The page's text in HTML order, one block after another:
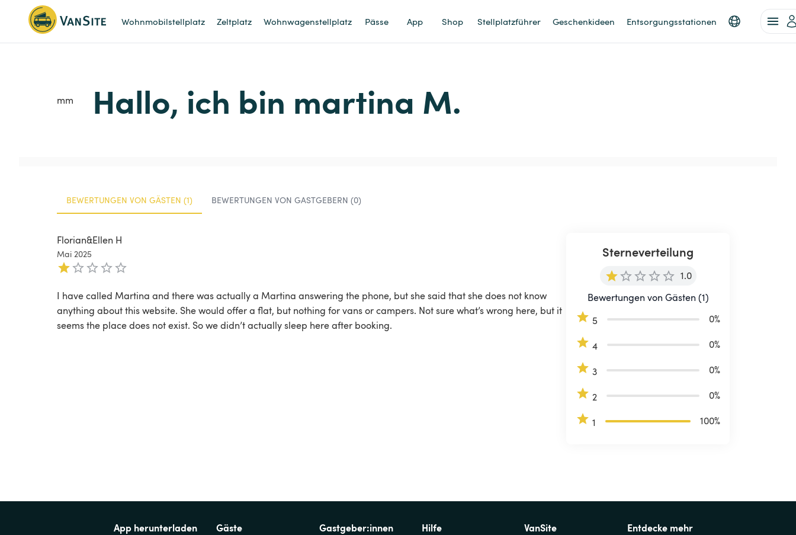
Wohnmobilstellplatz Zeltplatz Wohnwagenstellplatz Pässe App Shop Stellplatzführer Geschenkideen Entsorgungsstationen
mm Hallo, ich bin martina M.
BEWERTUNGEN VON GÄSTEN (1) BEWERTUNGEN VON GASTGEBERN (0)
Florian&Ellen H
Mai 2025
I have called Martina and there was actually a Martina answering the phone, but she said that she does not know
anything about this website. She would offer a flat, but nothing for vans or campers. Not sure what’s wrong here, but it
seems the place does not exist. So we didn’t actually sleep here after booking.
Sterneverteilung
1.0
Bewertungen von Gästen (1)
5
0%
4 0%
3 0%
2 0%
1 100%
App herunterladen
Gäste
Gastgeber:innen
Hilfe
VanSite
Entdecke mehr